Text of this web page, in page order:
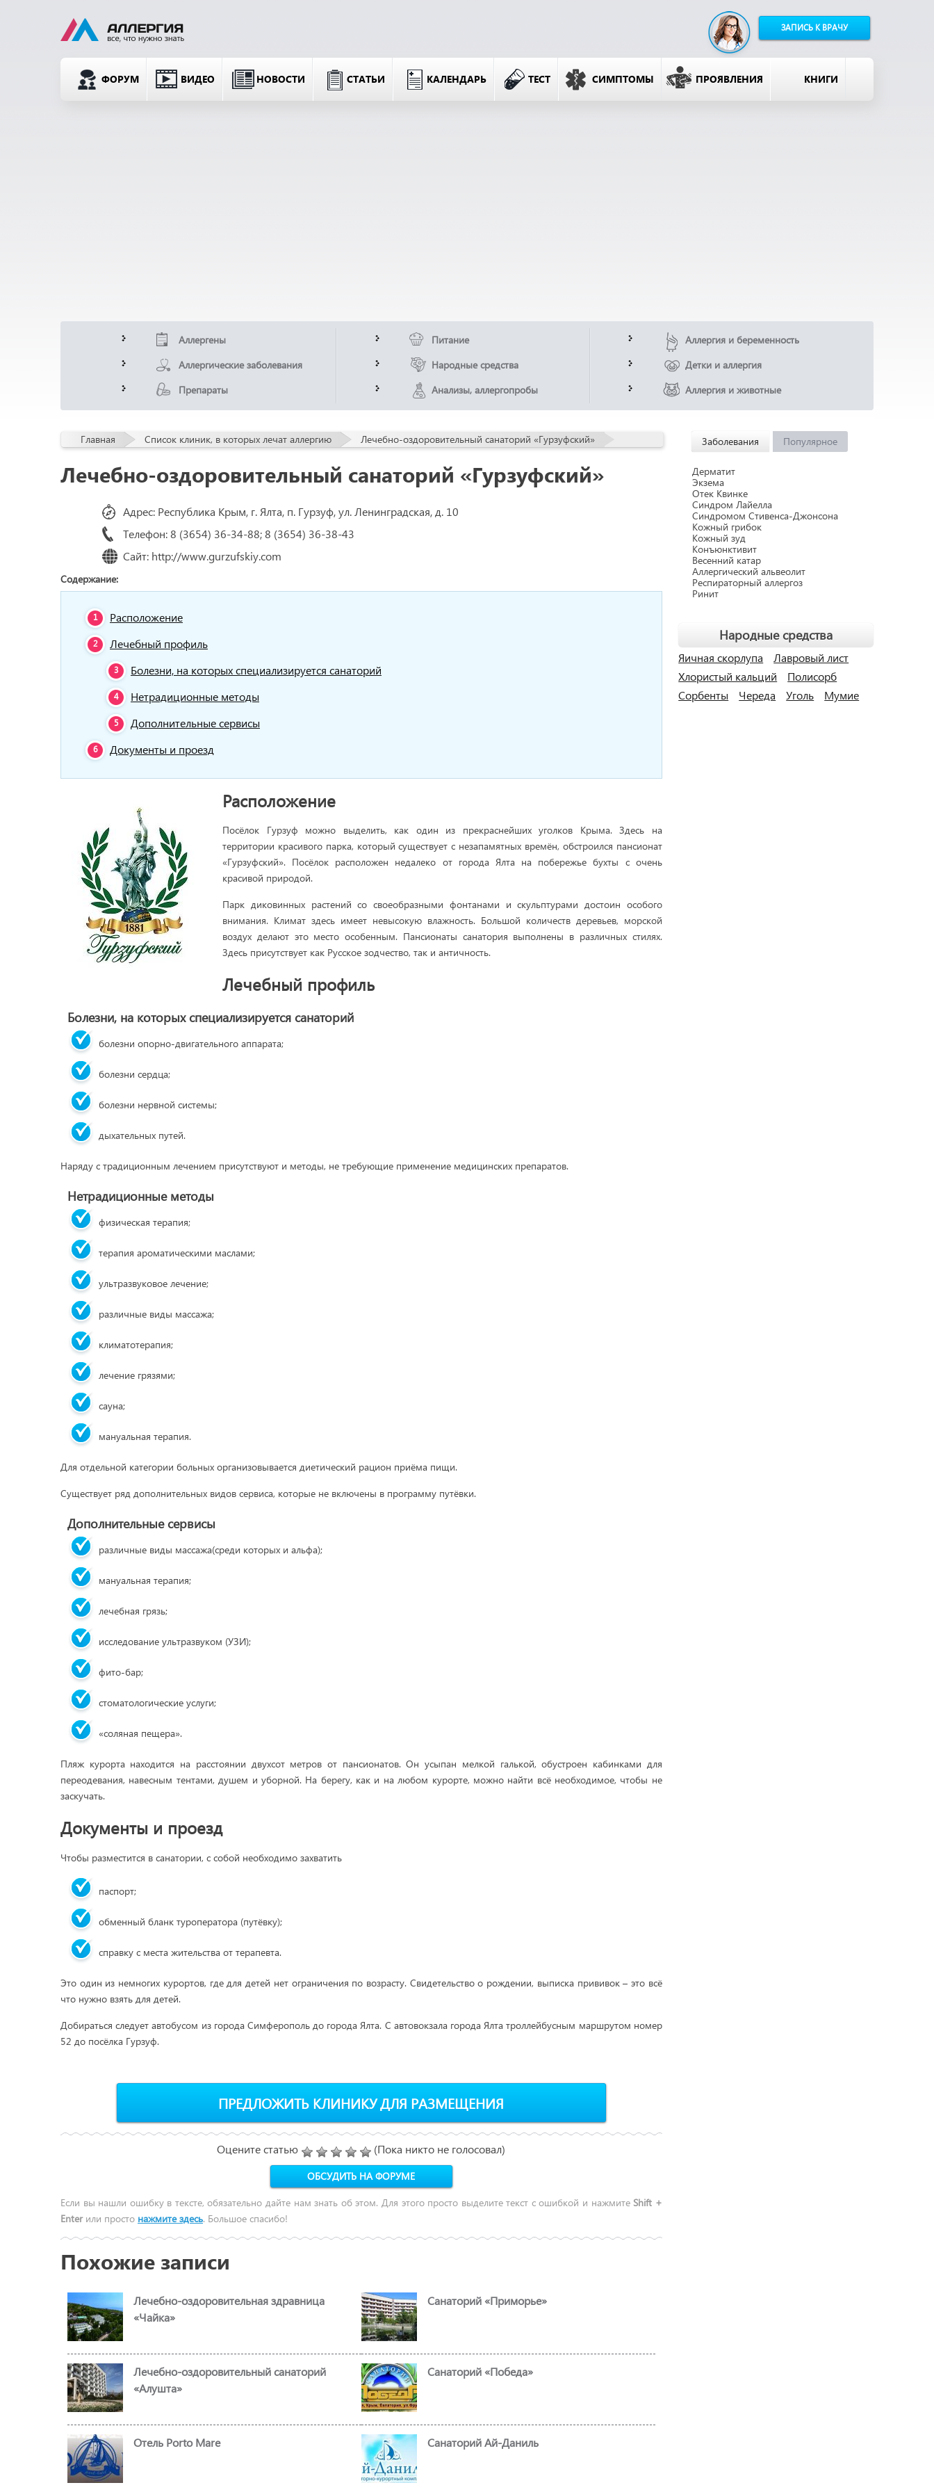
ЗАПИСЬ К ВРАЧУ
ФОРУМ ВИДЕО НОВОСТИ СТАТЬИ КАЛЕНДАРЬ ТЕСТ СИМПТОМЫ ПРОЯВЛЕНИЯ КНИГИ
Аллергены Питание
Аллергия и беременность
Аллергические заболевания
Народные средства
Детки и аллергия
Препараты
Анализы, аллергопробы Аллергия и животные
Главная Список клиник, в которых лечат аллергию Лечебно-оздоровительный санаторий «Гурзуфский»
Лечебно-оздоровительный санаторий «Гурзуфский»
Адрес: Республика Крым, г. Ялта, п. Гурзуф, ул. Ленинградская, д. 10
Телефон: 8 (3654) 36-34-88; 8 (3654) 36-38-43
Сайт: http://www.gurzufskiy.com
Содержание:
Расположение
Лечебный профиль
Болезни, на которых специализируется санаторий
Нетрадиционные методы
Дополнительные сервисы
Документы и проезд
Расположение
Посёлок Гурзуф можно выделить, как один из прекраснейших уголков Крыма. Здесь на
территории красивого парка, который существует с незапамятных времён, обстроился пансионат
«Гурзуфский». Посёлок расположен недалеко от города Ялта на побережье бухты с очень
красивой природой.
Парк диковинных растений со своеобразными фонтанами и скульптурами достоин особого
внимания. Климат здесь имеет невысокую влажность. Большой количеств деревьев, морской
воздух делают это место особенным. Пансионаты санатория выполнены в различных стилях.
Здесь присутствует как Русское зодчество, так и античность.
Лечебный профиль
Болезни, на которых специализируется санаторий
болезни опорно-двигательного аппарата;
болезни сердца;
болезни нервной системы;
дыхательных путей.
Наряду с традиционным лечением присутствуют и методы, не требующие применение медицинских препаратов.
Нетрадиционные методы
физическая терапия;
терапия ароматическими маслами;
ультразвуковое лечение;
различные виды массажа;
климатотерапия;
лечение грязями;
сауна;
мануальная терапия.
Для отдельной категории больных организовывается диетический рацион приёма пищи.
Существует ряд дополнительных видов сервиса, которые не включены в программу путёвки.
Дополнительные сервисы
различные виды массажа(среди которых и альфа);
мануальная терапия;
лечебная грязь;
исследование ультразвуком (УЗИ);
фито-бар;
стоматологические услуги;
«соляная пещера».
Пляж курорта находится на расстоянии двухсот метров от пансионатов. Он усыпан мелкой галькой, обустроен кабинками для
переодевания, навесным тентами, душем и уборной. На берегу, как и на любом курорте, можно найти всё необходимое, чтобы не
заскучать.
Документы и проезд
Чтобы разместится в санатории, с собой необходимо захватить
паспорт;
обменный бланк туроператора (путёвку);
справку с места жительства от терапевта.
Это один из немногих курортов, где для детей нет ограничения по возрасту. Свидетельство о рождении, выписка прививок – это всё
что нужно взять для детей.
Добираться следует автобусом из города Симферополь до города Ялта. С автовокзала города Ялта троллейбусным маршрутом номер
52 до посёлка Гурзуф.
ПРЕДЛОЖИТЬ КЛИНИКУ ДЛЯ РАЗМЕЩЕНИЯ
Оцените статью (Пока никто не голосовал)
ОБСУДИТЬ НА ФОРУМЕ
Если вы нашли ошибку в тексте, обязательно дайте нам знать об этом. Для этого просто выделите текст с ошибкой и нажмите Shift +
Enterили просто нажмите здесь. Большое спасибо!
Похожие записи
Лечебно-оздоровительная здравница
«Чайка»
Санаторий «Приморье»
Лечебно-оздоровительный санаторий
«Алушта»
Санаторий «Победа»
Отель Porto Mare Санаторий Ай-Даниль
Заболевания Популярное
Дерматит
Экзема
Отек Квинке
Синдром Лайелла
Синдромом Стивенса-Джонсона
Кожный грибок
Кожный зуд
Конъюнктивит
Весенний катар
Аллергический альвеолит
Респираторный аллергоз
Ринит
Народные средства
Яичная скорлупа
Лавровый лист
Хлористый кальций
Полисорб
Сорбенты
Череда Уголь Мумие